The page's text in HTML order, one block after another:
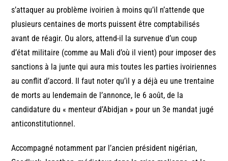
s’attaquer au problème ivoirien à moins qu’il n’attende que
plusieurs centaines de morts puissent être comptabilisés
avant de réagir. Ou alors, attend-il la survenue d’un coup
d’état militaire (comme au Mali d’où il vient) pour imposer des
sanctions à la junte qui aura mis toutes les parties ivoiriennes
au conflit d’accord. Il faut noter qu’il y a déjà eu une trentaine
de morts au lendemain de l’annonce, le 6 août, de la
candidature du « menteur d’Abidjan » pour un 3e mandat jugé
anticonstitutionnel.
Accompagné notamment par l’ancien président nigérian,